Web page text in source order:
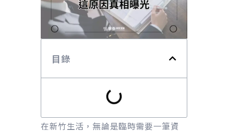
目錄
在新竹生活，無論是臨時需要一筆資